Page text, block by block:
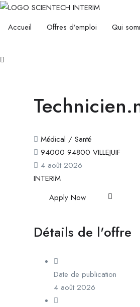
Accueil Offres d’emploi Qui
Médical / Santé
94000 94800 VILLEJUIF
4 août 2026
INTERIM
Apply Now
Détails de l'offre
Date de publication
4 août 2026